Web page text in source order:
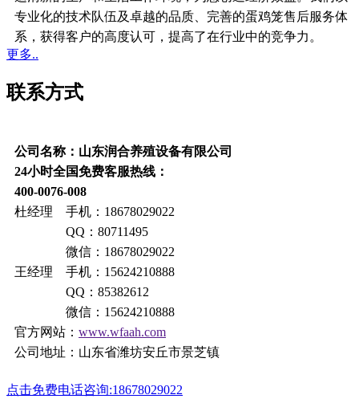
专业化的技术队伍及卓越的品质、完善的蛋鸡笼售后服务体
系，获得客户的高度认可，提高了在行业中的竞争力。
更多..
联系方式
公司名称：山东润合养殖设备有限公司
24小时全国免费客服热线：
400-0076-008
杜经理 手机：18678029022
QQ：80711495
微信：18678029022
王经理 手机：15624210888
QQ：85382612
微信：15624210888
官方网站： www.wfaah.com
公司地址：山东省潍坊安丘市景芝镇
点击免费电话咨询:18678029022